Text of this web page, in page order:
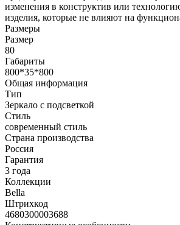
изменения в конструктив или
изделия, которые не влияют на
Размеры
Размер
80
Габариты
800*35*800
Общая информация
Тип
Зеркалo с подсветкой
Стиль
современный стиль
Страна производства
Россия
Гарантия
3 года
Коллекции
Bella
Штрихкод
4680300003688